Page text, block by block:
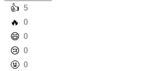
️👍 5
️🔥 0
️😄 0
️😢 0
️🤬 0